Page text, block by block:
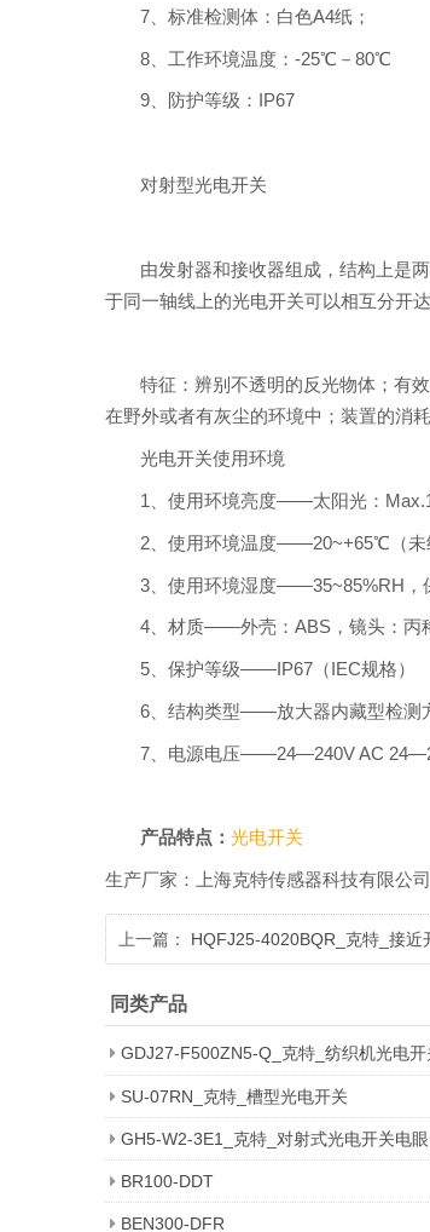
7、标准检测体：白色A4纸；
8、工作环境温度：-25℃－80℃
9、防护等级：IP67
对射型光电开关
由发射器和接收器组成，结构上是
于同一轴线上的光电开关可以相互分开达
特征：辨别不透明的反光物体；有
在野外或者有灰尘的环境中；装置的消
光电开关使用环境
1、使用环境亮度——太阳光：
2、使用环境温度——20~+65℃（
3、使用环境湿度——35~85%RH，
4、材质——外壳：ABS，镜头：丙
5、保护等级——IP67（IEC规格）
6、结构类型——放大器内藏型检测
7、电源电压——24—240V AC
产品特点：光电开关
生产厂家：上海克特传感器科技有限公
上一篇： HQFJ25-4020BQR_克特_接近
同类产品
GDJ27-F500ZN5-Q_克特_纺织机光电开
SU-07RN_克特_槽型光电开关
GH5-W2-3E1_克特_对射式光电开关电眼
BR100-DDT
BEN300-DFR